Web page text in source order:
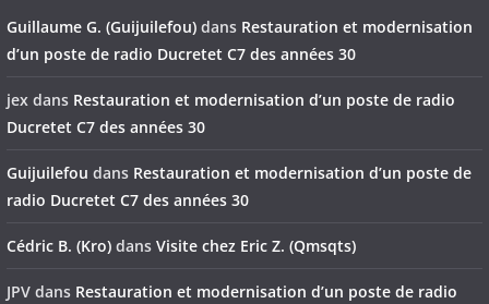
Guillaume G. (Guijuilefou) dans Restauration et modernisation
d’un poste de radio Ducretet C7 des années 30
jex dans Restauration et modernisation d’un poste de radio
Ducretet C7 des années 30
Guijuilefou dans Restauration et modernisation d’un poste de
radio Ducretet C7 des années 30
Cédric B. (Kro) dans Visite chez Eric Z. (Qmsqts)
JPV dans Restauration et modernisation d’un poste de radio